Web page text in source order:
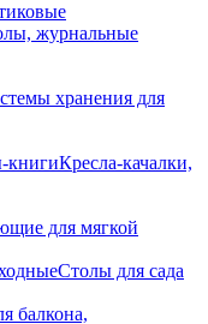
журнальные
хранения для
книгиКресла-качалки,
для мягкой
Столы для сада
балкона,